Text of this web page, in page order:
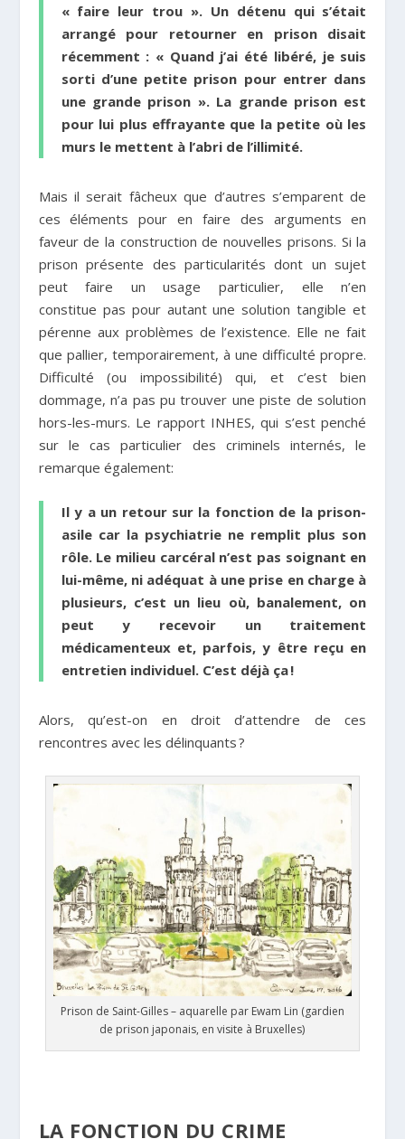
« faire leur trou ». Un détenu qui s’était
arrangé pour retourner en prison disait
récemment : « Quand j’ai été libéré, je suis
sorti d’une petite prison pour entrer dans
une grande prison ». La grande prison est
pour lui plus effrayante que la petite où les
murs le mettent à l’abri de l’illimité.
Mais il serait fâcheux que d’autres s’emparent de
ces éléments pour en faire des arguments en
faveur de la construction de nouvelles prisons. Si la
prison présente des particularités dont un sujet
peut faire un usage particulier, elle n’en
constitue pas pour autant une solution tangible et
pérenne aux problèmes de l’existence. Elle ne fait
que pallier, temporairement, à une difficulté propre.
Difficulté (ou impossibilité) qui, et c’est bien
dommage, n’a pas pu trouver une piste de solution
hors-les-murs. Le rapport INHES, qui s’est penché
sur le cas particulier des criminels internés, le
remarque également:
Il y a un retour sur la fonction de la prison-
asile car la psychiatrie ne remplit plus son
rôle. Le milieu carcéral n’est pas soignant en
lui-même, ni adéquat à une prise en charge à
plusieurs, c’est un lieu où, banalement, on
peut y recevoir un traitement
médicamenteux et, parfois, y être reçu en
entretien individuel. C’est déjà ça !
Alors, qu’est-on en droit d’attendre de ces
rencontres avec les délinquants ?
Prison de Saint-Gilles – aquarelle par Ewam Lin (gardien
de prison japonais, en visite à Bruxelles)
LA FONCTION DU CRIME